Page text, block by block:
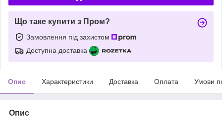
Що таке купити з Пром?
Замовлення під захистом
Доступна доставка
Опис Характеристики Доставка Оплата Умови
Опис